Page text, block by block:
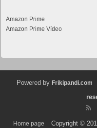
Amazon Prime
Amazon Prime Vídeo
Powered by Frikipandi.com
Home page Copyright ©